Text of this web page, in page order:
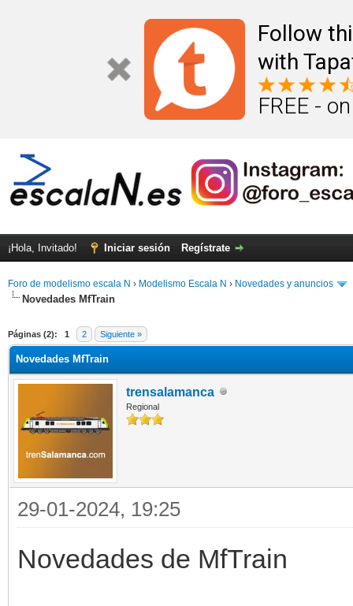
Follow
with
FREE -
¡Hola, Invitado! Iniciar sesión Regístrate
Foro de modelismo escala N › Modelismo Escala N › Novedades y anuncios
Novedades MfTrain
Páginas (2): 1 2 Siguiente »
Novedades MfTrain
trensalamanca
Regional
29-01-2024, 19:25
Novedades de MfTrain